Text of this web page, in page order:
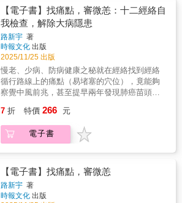
關係，很多男性也會經常出現手腳冰冷的問
題。2.常保溫暖、身心都健康：包括衣著、飲
食、睡眠等保暖重點，並提供春夏秋冬的排寒
生活原則，像是有心臟病、肥胖問題的人，夏
天就要增加半身浴和足湯的時間。而一旦腳暖
了，神奇的是，心也會跟著變暖。3.插圖解
說，簡明易操作：自我檢測是否寒氣入侵的
「寒氣診斷表」，「半身浴」和「足湯」的進
材和寒涼食材等等，都以圖表輔助，更容易理
但扎實易懂，實踐方法更是簡單。重點是，它
的效果太驚人了！例如只要簡單地穿上多層
襪，就能改善苦惱我多年的許多症狀，這讓我
覺得以前的病生得好冤枉。現在有許多雜誌或
書籍介紹各種類似排寒療法的健康法，但很多
都是片面了解而已，所以提出來的方法常常會
造成反效果。本書作者是排寒療法的創始者，
低，多數都是35℃，甚至是34℃。對於因為身
體冰冷而出現各種症狀的人，經過炮製的乾薑
是最好的特效藥。2.食材取得容易又便宜，自
然養生、零副作用：薑最大的優點就是生的原
料非常便宜，老薑也容易貯藏，薑價一年四季
都算穩定。薑是食物，不是藥品，沒有副作
用，不傷腸胃，甚至還有健胃的功能。3.「乾
薑自製法」+「乾薑料理食譜」，居家、外食都
能兼顧美味和健康：作者特別開發最快速、簡
單、用烤箱就能炮製乾薑的方法，並分享聰明
選薑、讓薑保存更久的小撇步。乾薑磨成粉放
進容器裡，攜帶、使用都方便。乾薑旋風持續
延燒，讀者好評推薦】●就如本書所介紹的，薑
不佳）製成的粉末，一想到就會泡來喝，或撒
在料理上。如果出現感冒症狀，我還會泡老薑
茶+維他命C來提升體溫，治療效果絕佳。書中
是病人願意自救的決心，也是彼此相互扶持與
行善所匯聚的力量，展現了正氣如何托起陷入
苦難的心靈，為病苦之人照亮療癒道路。身
動、心靜、靈安，使正氣充盈；自助、人助、
天助，喚善善相應。祈願每一位讀者也能感受
到內在的正氣被喚醒，找到希望與安定，並成
為自己與他人生命中那雙溫柔的「聖手」。
【電子書】找痛點，審微恙：十二經絡自
我檢查，解除大病隱患
路新宇 著
時報文化 出版
2025/11/25 出版
慢老、少病、防病健康之秘就在經絡找到經絡
循行路線上的痛點（易堵塞的穴位），竟能夠
察覺中風前兆，甚至提早兩年發現肺癌苗頭！
康的調養捷徑48種常見病症經絡處方51個易堵
塞痛點經絡，是最早的健康預警器看病痛出現
在哪條經絡上，就按揉上面的易堵塞穴位，效
出現壓痛、痠脹等感覺。這些不是病因，而是
身體給你的提示訊號。只要跟著本書找到經絡
上的「易堵點」與「痛點」，就能快速判斷哪
7 折 特價 266 元
電子書
【電子書】找痛點，審微恙
路新宇 著
時報文化 出版